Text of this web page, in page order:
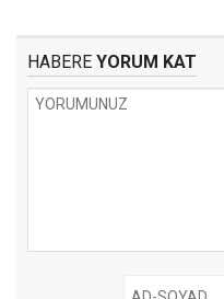
HABERE YORUM KAT